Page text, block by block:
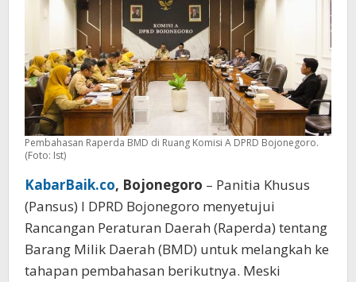
Aturan
Teknis
Pembahasan Raperda BMD di Ruang Komisi A DPRD Bojonegoro.
(Foto: Ist)
KabarBaik.co, Bojonegoro – Panitia Khusus
(Pansus) I DPRD Bojonegoro menyetujui
Rancangan Peraturan Daerah (Raperda) tentang
Barang Milik Daerah (BMD) untuk melangkah ke
tahapan pembahasan berikutnya. Meski